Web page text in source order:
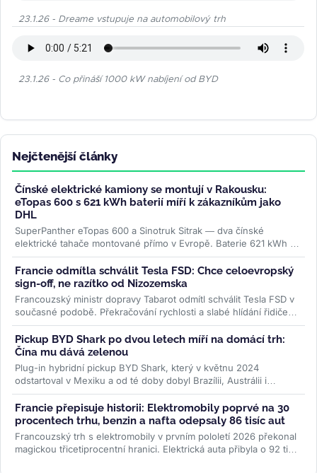
23.1.26 - Dreame vstupuje na automobilový trh
23.1.26 - Co přináší 1000 kW nabíjení od BYD
Nejčtenější články
Čínské elektrické kamiony se montují v Rakousku:
eTopas 600 s 621 kWh baterií míří k zákazníkům jako
DHL
SuperPanther eTopas 600 a Sinotruk Sitrak — dva čínské
elektrické tahače montované přímo v Evropě. Baterie 621 kWh od
CATL, reálný...>>
Francie odmítla schválit Tesla FSD: Chce celoevropský
sign-off, ne razítko od Nizozemska
Francouzský ministr dopravy Tabarot odmítl schválit Tesla FSD v
současné podobě. Překračování rychlosti a slabé hlídání řidiče
ve...>>
Pickup BYD Shark po dvou letech míří na domácí trh:
Čína mu dává zelenou
Plug-in hybridní pickup BYD Shark, který v květnu 2024
odstartoval v Mexiku a od té doby dobyl Brazílii, Austrálii i
Pákistán, se po dvou...>>
Francie přepisuje historii: Elektromobily poprvé na 30
procentech trhu, benzin a nafta odepsaly 86 tisíc aut
Francouzský trh s elektromobily v prvním pololetí 2026 překonal
magickou třicetiprocentní hranici. Elektrická auta přibyla o 92 tisíc